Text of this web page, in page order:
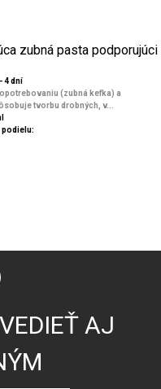
zubná pasta podporujúci
4 dní
(zubná kefka) a
tvorbu drobných, v...
podielu:
AJ